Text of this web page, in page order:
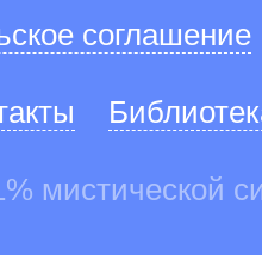
соглашение
мистической